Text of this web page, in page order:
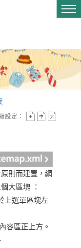
設定：
則而建置，網
大區塊 ：
上選單區塊左
容區正上方。